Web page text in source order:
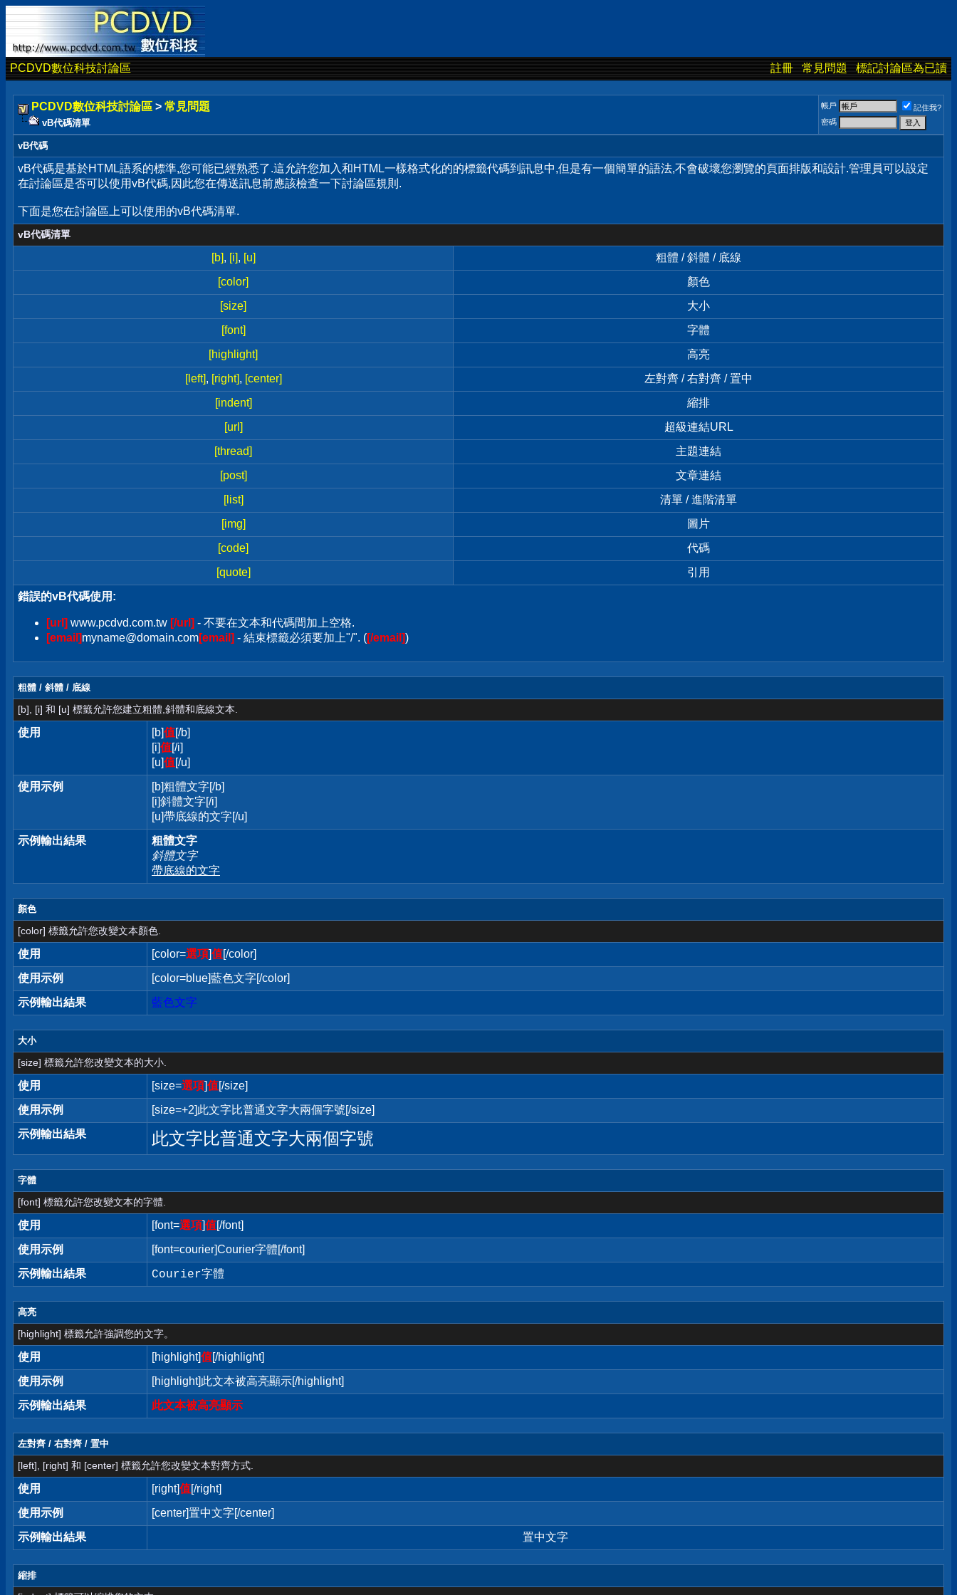
PCDVD數位科技討論區 註冊 常見問題 標記討論區為已讀
PCDVD數位科技討論區 > 常見問題
vB代碼清單
帳戶
記住我?
密碼
vB代碼
vB代碼是基於HTML語系的標準,您可能已經熟悉了.這允許您加入和HTML一樣格式化的的標籤代碼到訊息中,但是有一個簡單的語法,不會破壞您瀏覽的頁面排版和設計.管理員可以設定
在討論區是否可以使用vB代碼,因此您在傳送訊息前應該檢查一下討論區規則.
下面是您在討論區上可以使用的vB代碼清單.
vB代碼清單
[b], [i], [u]
粗體 / 斜體 / 底線
[color]
顏色
[size]
大小
[font]
字體
[highlight]
高亮
[left], [right], [center]
左對齊 / 右對齊 / 置中
[indent]
縮排
[url]
超級連結URL
[thread]
主題連結
[post]
文章連結
[list]
清單 / 進階清單
[img]
圖片
[code]
代碼
[quote]
引用
錯誤的vB代碼使用:
[url] www.pcdvd.com.tw [/url] - 不要在文本和代碼間加上空格.
[email]myname@domain.com[email] - 結束標籤必須要加上"/". ([/email])
粗體 / 斜體 / 底線
[b], [i] 和 [u] 標籤允許您建立粗體,斜體和底線文本.
使用 [b]值[/b]
[i]值[/i]
[u]值[/u]
使用示例
[b]粗體文字[/b]
[i]斜體文字[/i]
[u]帶底線的文字[/u]
示例輸出結果
粗體文字
斜體文字
帶底線的文字
顏色
[color] 標籤允許您改變文本顏色.
使用 [color=選項]值[/color]
使用示例
[color=blue]藍色文字[/color]
示例輸出結果
藍色文字
大小
[size] 標籤允許您改變文本的大小.
使用 [size=選項]值[/size]
使用示例
[size=+2]此文字比普通文字大兩個字號[/size]
示例輸出結果
此文字比普通文字大兩個字號
字體
[font] 標籤允許您改變文本的字體.
使用 [font=選項]值[/font]
使用示例
[font=courier]Courier字體[/font]
示例輸出結果
Courier字體
高亮
[highlight] 標籤允許強調您的文字。
使用 [highlight]值[/highlight]
使用示例
[highlight]此文本被高亮顯示[/highlight]
示例輸出結果
此文本被高亮顯示
左對齊 / 右對齊 / 置中
[left], [right] 和 [center] 標籤允許您改變文本對齊方式.
使用 [right]值[/right]
使用示例
[center]置中文字[/center]
示例輸出結果
置中文字
縮排